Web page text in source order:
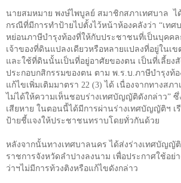
นายสมหมาย พงษ์ไพบูลย์ สมาชิกสภาเทศบาล ไ
กรณีที่มีการทำป้ายไปตั้งไว้หน้าห้องคลังว่า “เทศ
หย่อนภาษีบำรุงท้องที่ให้กับประชาชนที่เป็นบุคคล
เจ้าของที่ดินแปลงเดียวหรือหลายแปลงที่อยู่ในเ
และใช้ที่ดินนั้นเป็นที่อยู่อาศัยของตน เป็นที่เลี้ยง
ประกอบกสิกรรมของตน ตาม พ.ร.บ.ภาษีบำรุงท้อ
แก้ไขเพิ่มเติมมาตรา 22 (3) ได้ เนื่องจากทางสภ
ไม่ได้ให้ความเห็นชอบร่างเทศบัญญัติดังกล่าว” ซึ่
เสียหาย ในตอนนี้ได้มีการผ่านร่างเทศบัญญัติฯ เ
ป้ายชี้แจงให้ประชาชนทราบโดยทั่วกันด้วย
หลังจากนั้นทางเทศบาลนคร ได้ส่งร่างเทศบัญญั
ราชการจังหวัดลำปางลงนาม เพื่อประกาศใช้อย่
ว่าฯไม่มีการท้วงติงหรือแก้ไขดังกล่าว